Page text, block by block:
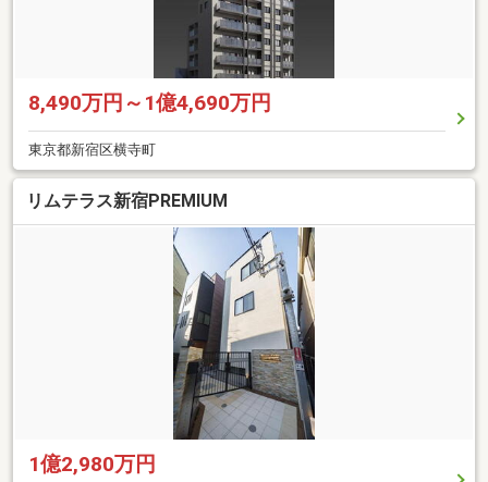
8,490万円～1億4,690万円
東京都新宿区横寺町
リムテラス新宿PREMIUM
1億2,980万円